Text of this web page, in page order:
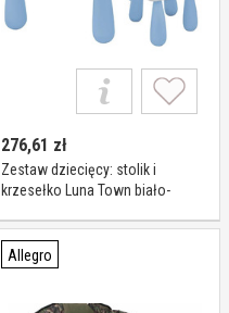
276,61 zł
Zestaw dziecięcy: stolik i
krzesełko Luna Town biało-
Allegro